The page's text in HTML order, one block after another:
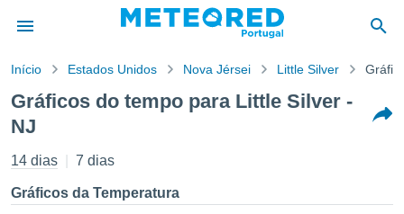
da
por
que as
Início Estados Unidos Nova Jérsei Little Silver
Gráficos do tempo para Little Silver -
NJ
14 dias 7 dias
Gráficos da Temperatura